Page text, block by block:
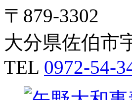
〒879-3302
大分県佐伯市
TEL 0972-54-